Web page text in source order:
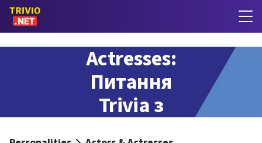
Actors &
Actresses:
Питання
Trivia з